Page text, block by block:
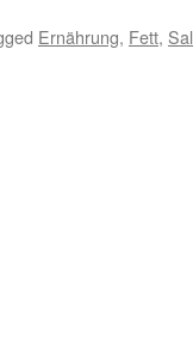
Ernährung, Fett,